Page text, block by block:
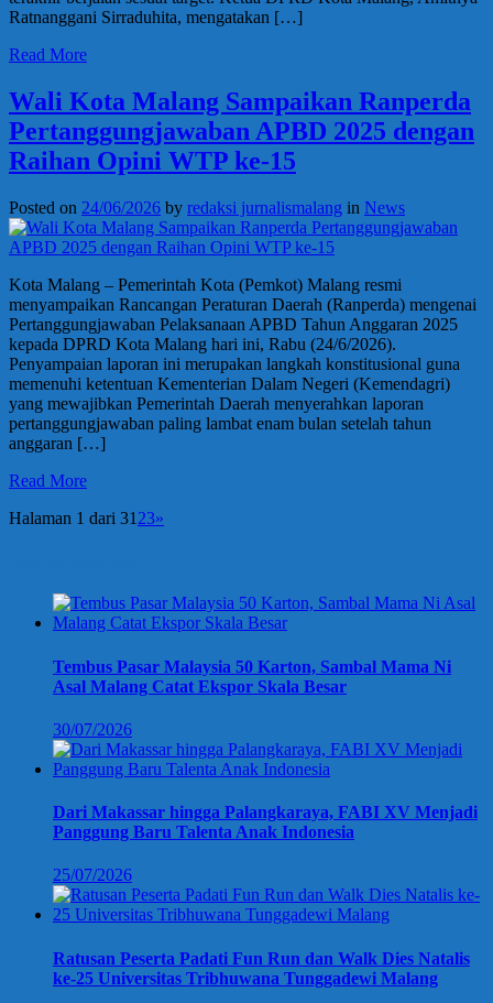
Ratnanggani Sirraduhita, mengatakan […]
Read More
Wali Kota Malang Sampaikan Ranperda
Pertanggungjawaban APBD 2025 dengan
Raihan Opini WTP ke-15
Posted on 24/06/2026 by redaksi jurnalismalang in News
Kota Malang – Pemerintah Kota (Pemkot) Malang resmi
menyampaikan Rancangan Peraturan Daerah (Ranperda) mengenai
Pertanggungjawaban Pelaksanaan APBD Tahun Anggaran 2025
kepada DPRD Kota Malang hari ini, Rabu (24/6/2026).
Penyampaian laporan ini merupakan langkah konstitusional guna
memenuhi ketentuan Kementerian Dalam Negeri (Kemendagri)
yang mewajibkan Pemerintah Daerah menyerahkan laporan
pertanggungjawaban paling lambat enam bulan setelah tahun
anggaran […]
Read More
Halaman 1 dari 31 23»
Tembus Pasar Malaysia 50 Karton, Sambal Mama Ni
Asal Malang Catat Ekspor Skala Besar
30/07/2026
Dari Makassar hingga Palangkaraya, FABI XV Menjadi
Panggung Baru Talenta Anak Indonesia
25/07/2026
Ratusan Peserta Padati Fun Run dan Walk Dies Natalis
ke-25 Universitas Tribhuwana Tunggadewi Malang